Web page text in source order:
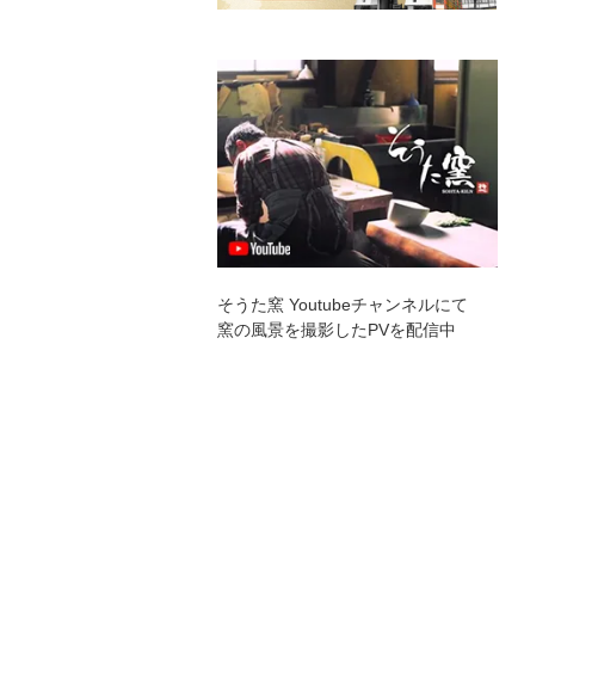
そうた窯 Youtubeチャンネルにて
窯の風景を撮影したPVを配信中